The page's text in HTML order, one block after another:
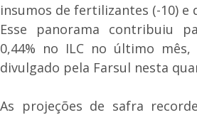
insumos de fertilizantes (-10) e
Esse panorama contribuiu
0,44% no ILC no último
divulgado pela Farsul nesta
As projeções de safra